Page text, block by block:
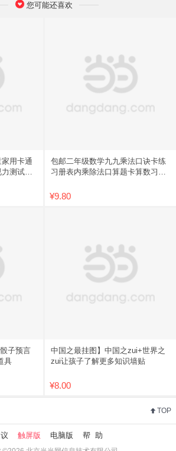
您可能还喜欢
用卡通
测试表
包邮二年级数学九九乘法口诀卡练
习册表内乘除法口算题卡算数习题
¥9.80
子预言
具
中国之最挂图】中国之zui+世界之
zui让孩子了解更多知识墙贴
¥8.00
TOP
触屏版 电脑版 帮 助